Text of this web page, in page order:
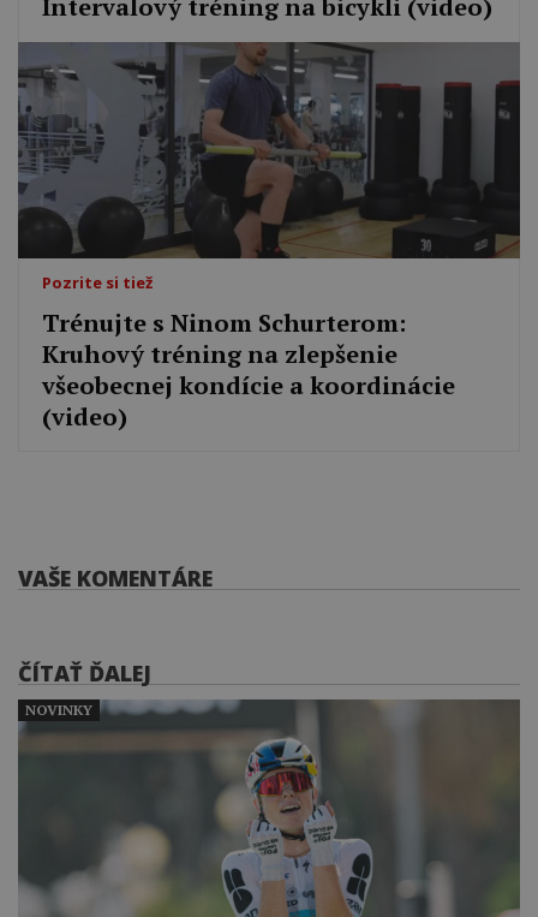
Pozrite si tiež
Trénujte s Ninom Schurterom:
Kruhový tréning na zlepšenie
všeobecnej kondície a koordinácie
(video)
VAŠE KOMENTÁRE
ČÍTAŤ ĎALEJ
NOVINKY